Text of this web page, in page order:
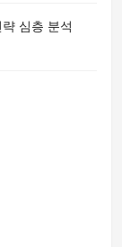
심층 분석